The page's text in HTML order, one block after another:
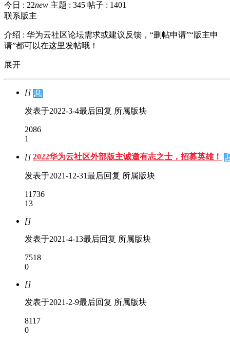
今日 : 22new 主题 : 345 帖子 : 1401
联系版主
介绍 : 华为云社区论坛需求或建议反馈，“删帖申请”“版主申
请”都可以在这里发帖哦！
展开
[]
发表于2022-3-4最后回复 所属版块
2086
1
[] 2022华为云社区外部版主诚邀有志之士，招募英雄！
发表于2021-12-31最后回复 所属版块
11736
13
[]
发表于2021-4-13最后回复 所属版块
7518
0
[]
发表于2021-2-9最后回复 所属版块
8117
0